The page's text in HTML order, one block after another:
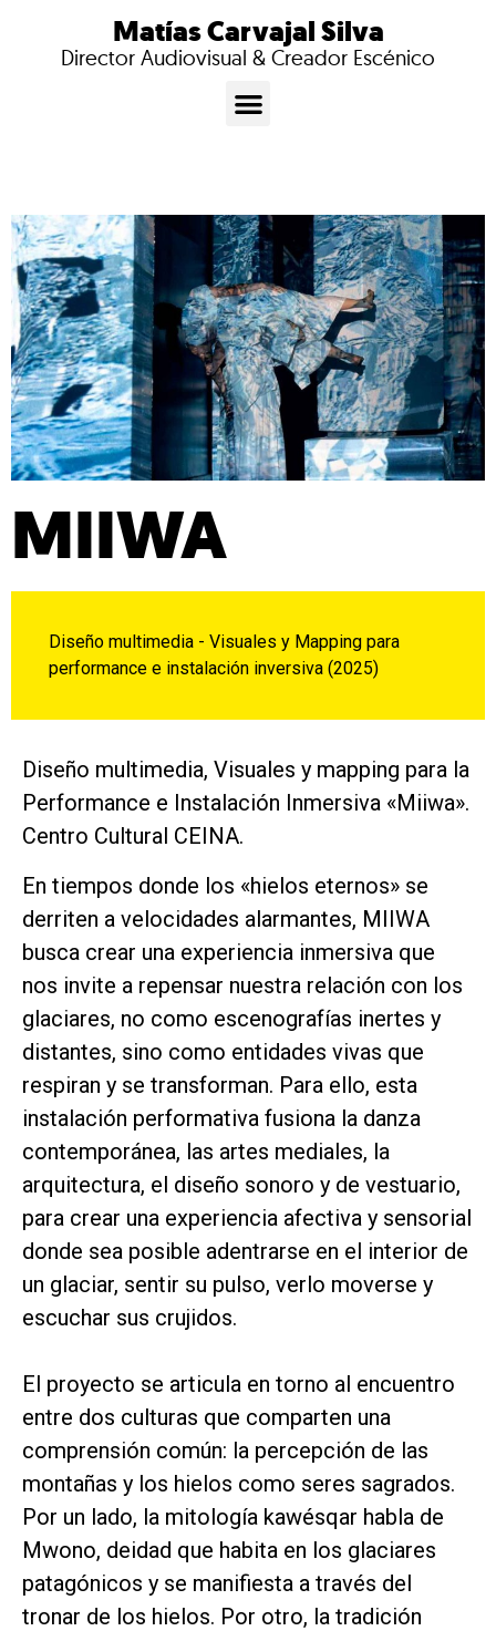
Matías Carvajal Silva
Director Audiovisual & Creador Escénico
MIIWA
Diseño multimedia - Visuales y Mapping para
performance e instalación inversiva (2025)
Diseño multimedia, Visuales y mapping para la
Performance e Instalación Inmersiva «Miiwa».
Centro Cultural CEINA.
En tiempos donde los «hielos eternos» se
derriten a velocidades alarmantes, MIIWA
busca crear una experiencia inmersiva que
nos invite a repensar nuestra relación con los
glaciares, no como escenografías inertes y
distantes, sino como entidades vivas que
respiran y se transforman. Para ello, esta
instalación performativa fusiona la danza
contemporánea, las artes mediales, la
arquitectura, el diseño sonoro y de vestuario,
para crear una experiencia afectiva y sensorial
donde sea posible adentrarse en el interior de
un glaciar, sentir su pulso, verlo moverse y
escuchar sus crujidos.
El proyecto se articula en torno al encuentro
entre dos culturas que comparten una
comprensión común: la percepción de las
montañas y los hielos como seres sagrados.
Por un lado, la mitología kawésqar habla de
Mwono, deidad que habita en los glaciares
patagónicos y se manifiesta a través del
tronar de los hielos. Por otro, la tradición